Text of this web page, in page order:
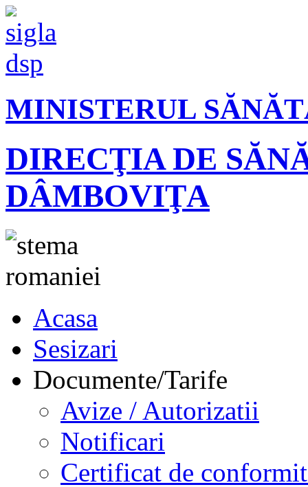
MINISTERUL
DIRECŢIA DE
DÂMBOVIŢA
Acasa
Sesizari
Documente/Tarife
Avize / Autorizatii
Notificari
Certificat de